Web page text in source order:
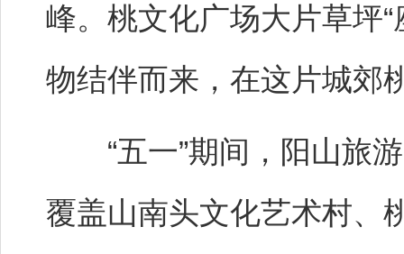
峰。桃文化广场大片草坪
物结伴而来，在这片城郊
“五一”期间，阳山旅游
覆盖山南头文化艺术村、